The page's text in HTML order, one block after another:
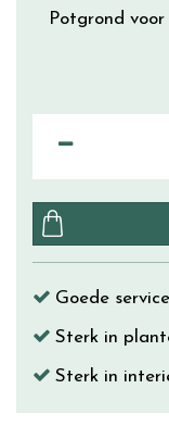
Potgrond
Goede service
Sterk in
Sterk in